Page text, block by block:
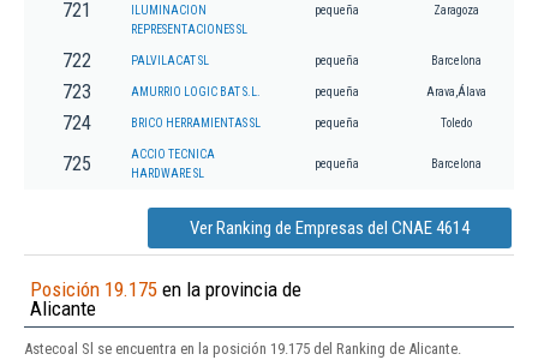
721
ILUMINACION
REPRESENTACIONES SL
pequeña Zaragoza
722 PALVILACAT SL pequeña Barcelona
723 AMURRIO LOGIC BAT S.L. pequeña Arava,Álava
724 BRICO HERRAMIENTAS SL pequeña Toledo
725
ACCIO TECNICA
HARDWARE SL
pequeña Barcelona
Ver Ranking de Empresas del CNAE 4614
Posición 19.175 en la provincia de
Alicante
Astecoal Sl se encuentra en la posición 19.175 del Ranking de Alicante.